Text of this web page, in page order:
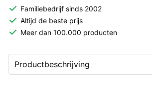
Familiebedrijf sinds 2002
Altijd de beste prijs
Meer dan 100.000 producten